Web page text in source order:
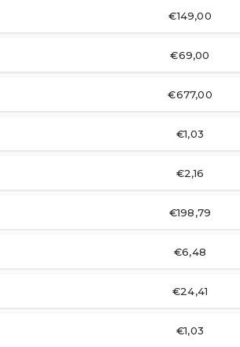
€149,00
€69,00
€677,00
€1,03
€2,16
€198,79
€6,48
€24,41
€1,03